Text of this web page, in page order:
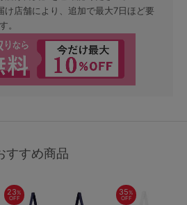
け店舗により、追加で最大7日ほど要
。
すすめ商品
23%
OFF
35%
OFF